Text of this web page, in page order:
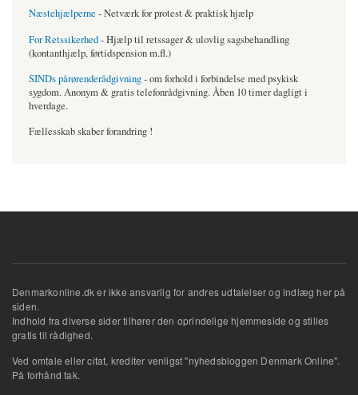
Næstehjælperne - Netværk for protest & praktisk hjælp
For Retssikerhed- Hjælp til retssager & ulovlig sagsbehandling
(kontanthjælp, førtidspension m.fl.)
SINDs pårørenderådgivning- om forhold i forbindelse med psykisk
sygdom. Anonym & gratis telefonrådgivning. Åben 10 timer dagligt i
hverdage.
Fællesskab skaber forandring !
Denmarkonline.dk er ikke ansvarlig for andres udtalelser og indlæg her på
siden.
Indhold fra diverse sider tilhører den oprindelige hjemmeside og stilles
gratis til rådighed.
Ved omtale eller citat, krediter venligst "nyhedsbloggen Denmark Online".
På forhånd tak.